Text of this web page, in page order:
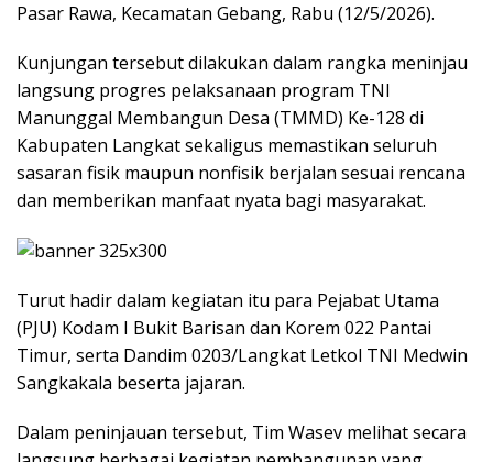
Pasar Rawa, Kecamatan Gebang, Rabu (12/5/2026).
Kunjungan tersebut dilakukan dalam rangka meninjau
langsung progres pelaksanaan program TNI
Manunggal Membangun Desa (TMMD) Ke-128 di
Kabupaten Langkat sekaligus memastikan seluruh
sasaran fisik maupun nonfisik berjalan sesuai rencana
dan memberikan manfaat nyata bagi masyarakat.
Turut hadir dalam kegiatan itu para Pejabat Utama
(PJU) Kodam I Bukit Barisan dan Korem 022 Pantai
Timur, serta Dandim 0203/Langkat Letkol TNI Medwin
Sangkakala beserta jajaran.
Dalam peninjauan tersebut, Tim Wasev melihat secara